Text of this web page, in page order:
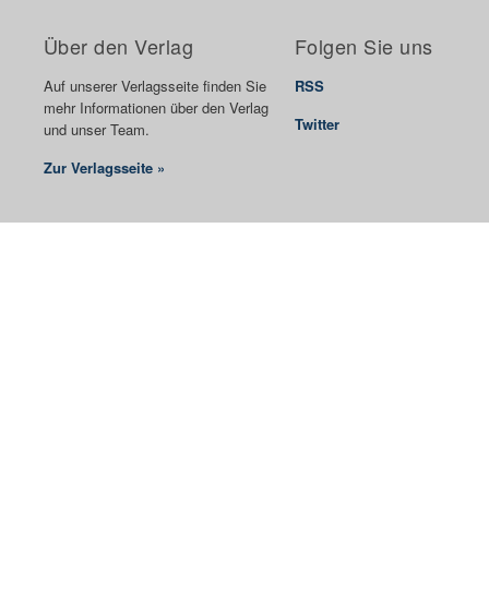
Über den Verlag
Auf unserer Verlagsseite finden Sie
mehr Informationen über den Verlag
und unser Team.
Zur Verlagsseite »
Folgen Sie uns
RSS
Twitter